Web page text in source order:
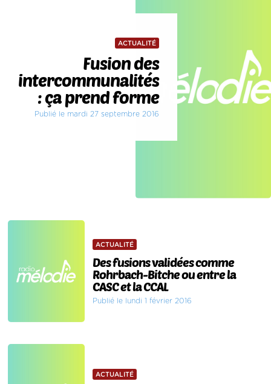
ACTUALITÉ
Fusion des
intercommunalités
: ça prend forme
Publié le mardi 27 septembre 2016
ACTUALITÉ
Des fusions validées comme
Rohrbach-Bitche ou entre la
CASC et la CCAL
Publié le lundi 1 février 2016
ACTUALITÉ